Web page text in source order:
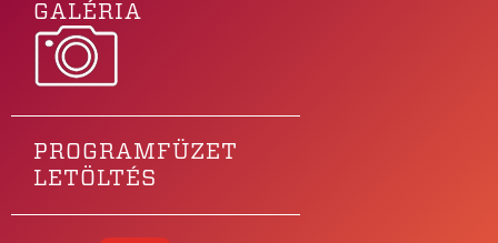
GALÉRIA
PROGRAMFÜZET
LETÖLTÉS